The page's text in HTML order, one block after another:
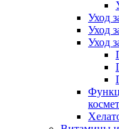
Уход
Уход
Уход